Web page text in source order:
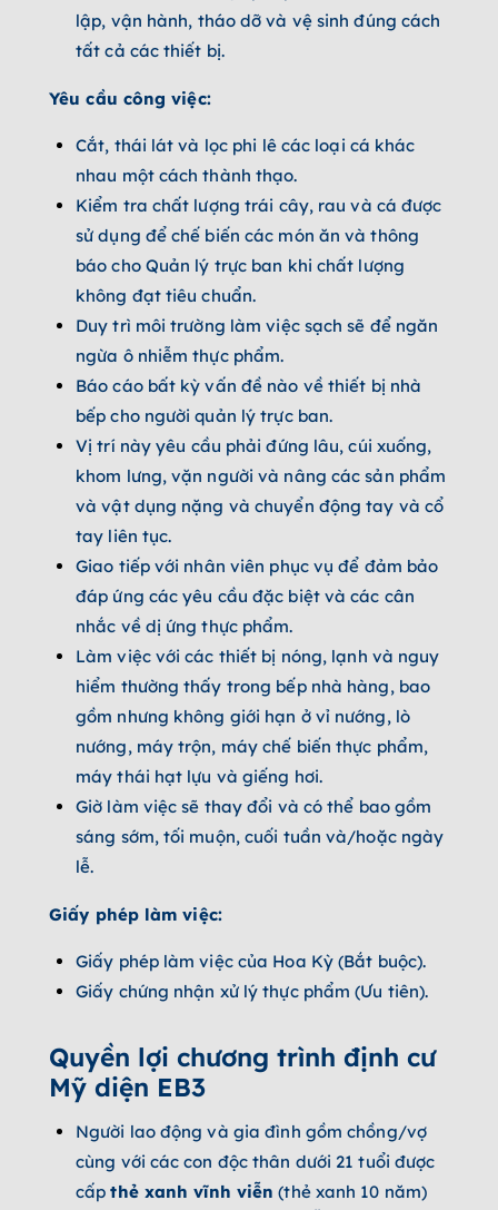
lập, vận hành, tháo dỡ và vệ sinh đúng cách
tất cả các thiết bị.
Yêu cầu công việc:
Cắt, thái lát và lọc phi lê các loại cá khác
nhau một cách thành thạo.
Kiểm tra chất lượng trái cây, rau và cá được
sử dụng để chế biến các món ăn và thông
báo cho Quản lý trực ban khi chất lượng
không đạt tiêu chuẩn.
Duy trì môi trường làm việc sạch sẽ để ngăn
ngừa ô nhiễm thực phẩm.
Báo cáo bất kỳ vấn đề nào về thiết bị nhà
bếp cho người quản lý trực ban.
Vị trí này yêu cầu phải đứng lâu, cúi xuống,
khom lưng, vặn người và nâng các sản phẩm
và vật dụng nặng và chuyển động tay và cổ
tay liên tục.
Giao tiếp với nhân viên phục vụ để đảm bảo
đáp ứng các yêu cầu đặc biệt và các cân
nhắc về dị ứng thực phẩm.
Làm việc với các thiết bị nóng, lạnh và nguy
hiểm thường thấy trong bếp nhà hàng, bao
gồm nhưng không giới hạn ở vỉ nướng, lò
nướng, máy trộn, máy chế biến thực phẩm,
máy thái hạt lựu và giếng hơi.
Giờ làm việc sẽ thay đổi và có thể bao gồm
sáng sớm, tối muộn, cuối tuần và/hoặc ngày
lễ.
Giấy phép làm việc:
Giấy phép làm việc của Hoa Kỳ (Bắt buộc).
Giấy chứng nhận xử lý thực phẩm (Ưu tiên).
Quyền lợi chương trình định cư
Mỹ diện EB3
Người lao động và gia đình gồm chồng/vợ
cùng với các con độc thân dưới 21 tuổi được
cấpthẻ xanh vĩnh viễn (thẻ xanh 10 năm)